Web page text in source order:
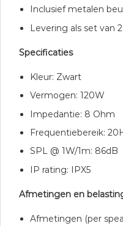
Inclusief metalen
Levering als set van 2
Specificaties
Kleur: Zwart
Vermogen: 120W
Impedantie: 8 Ohm
Frequentiebereik:
SPL @ 1W/1m: 86dB
IP rating: IPX5
Afmetingen en
Afmetingen (per